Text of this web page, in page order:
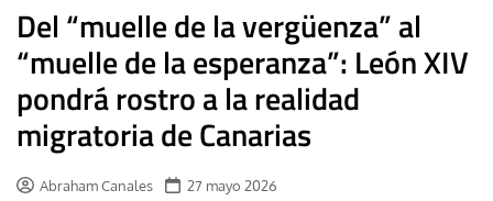
Del “muelle de la vergüenza” al
“muelle de la esperanza”: León XIV
pondrá rostro a la realidad
migratoria de Canarias
Abraham Canales
27 mayo 2026